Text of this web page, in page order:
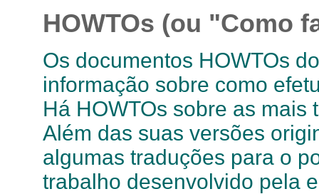
HOWTOs (ou "Como
Os documentos HOWTOs
informação sobre como
Há HOWTOs sobre as
Além das suas versões
algumas traduções para o
trabalho desenvolvido pela